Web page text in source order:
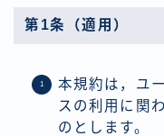
第1条（適用）
本規約は，ユ
スの利用に関
のとします。